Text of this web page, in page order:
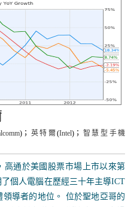
)； 英特爾(Intel)； 智慧型手機
高通於美國股票市場上市以來第
個人電腦在歷經三十年主導ICT
導者的地位。 位於聖地亞哥的